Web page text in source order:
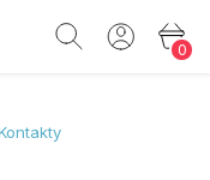
0